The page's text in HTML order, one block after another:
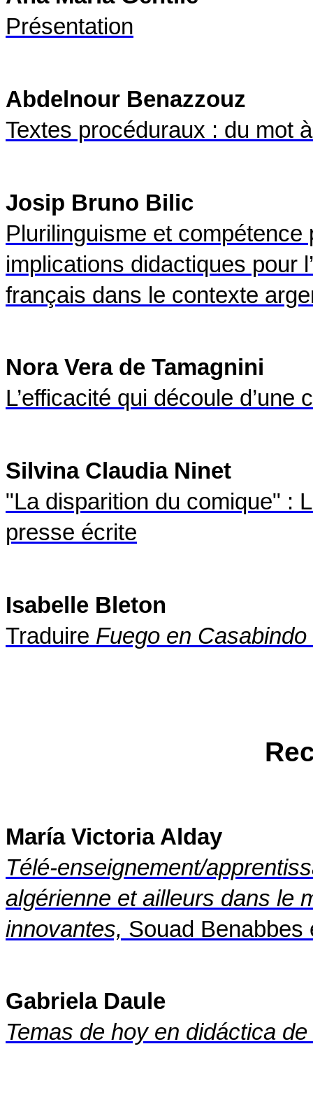
Présentation
Abdelnour Benazzouz
Textes procéduraux : du mot
Josip Bruno Bilic
Plurilinguisme et
implications didactiques pour
français dans le contexte
Nora Vera de Tamagnini
L’efficacité qui découle
Silvina Claudia Ninet
"La disparition du comique" :
presse écrite
Isabelle Bleton
Traduire Fuego en Casabindo
María Victoria Alday
Télé-enseignement/
algérienne et ailleurs dans le
innovantes, Souad Benabbes
Gabriela Daule
Temas de hoy en didáctica